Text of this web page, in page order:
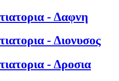
- Δαφνη
- Διονυσος
- Δροσια